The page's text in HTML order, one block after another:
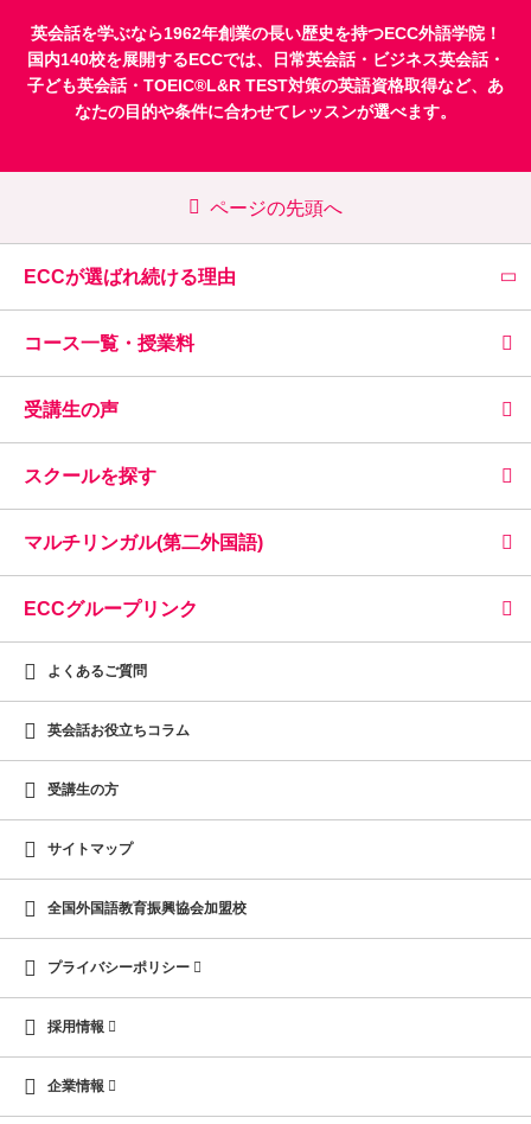
英会話を学ぶなら1962年創業の長い歴史を持つECC外語学院！
国内140校を展開するECCでは、
日常英会話・ ビジネス英会話・
子ども英会話・ TOEIC®L&R TEST対策の英語資格取得など、あ
なたの目的や条件に合わせてレッスンが選べます。
ページの先頭へ
ECCが選ばれ続ける理由
コース一覧・授業料
受講生の声
スクールを探す
マルチリンガル(第二外国語)
ECCグループリンク
よくあるご質問
英会話お役立ちコラム
受講生の方
サイトマップ
全国外国語教育振興協会加盟校
プライバシーポリシー
採用情報
企業情報